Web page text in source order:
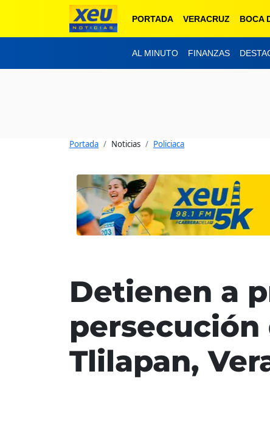
PORTADA VERACRUZ BOCA
AL MINUTO FINANZAS
Portada Noticias Policiaca
Detienen a
persecución
Tlilapan,